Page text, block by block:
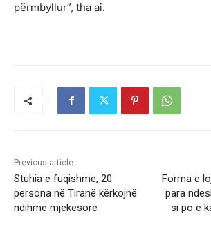
përmbyllur”, tha ai.
Previous article
Stuhia e fuqishme, 20
persona në Tiranë kërkojnë
ndihmë mjekësore
Forma e
para
si po e